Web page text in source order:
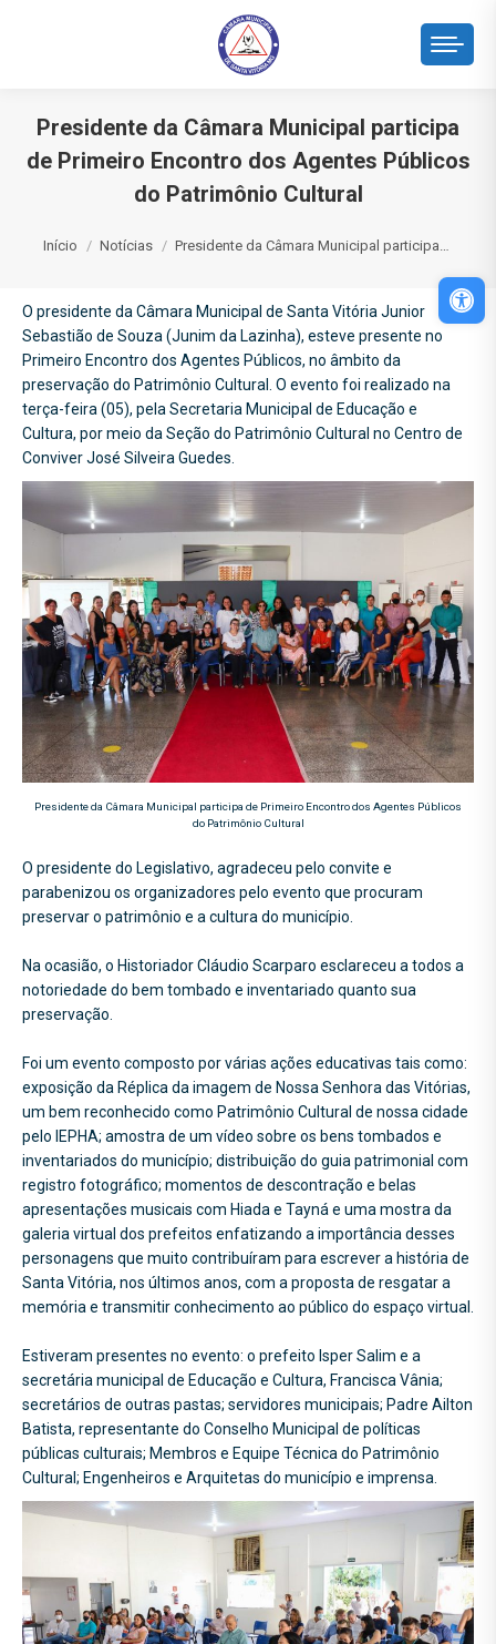
Presidente da Câmara Municipal participa
de Primeiro Encontro dos Agentes Públicos
do Patrimônio Cultural
Início Notícias Presidente da Câmara Municipal participa…
O presidente da Câmara Municipal de Santa Vitória Junior
Sebastião de Souza (Junim da Lazinha), esteve presente no
Primeiro Encontro dos Agentes Públicos, no âmbito da
preservação do Patrimônio Cultural. O evento foi realizado na
terça-feira (05), pela Secretaria Municipal de Educação e
Cultura, por meio da Seção do Patrimônio Cultural no Centro de
Conviver José Silveira Guedes.
Presidente da Câmara Municipal participa de Primeiro Encontro dos Agentes Públicos
do Patrimônio Cultural
O presidente do Legislativo, agradeceu pelo convite e
parabenizou os organizadores pelo evento que procuram
preservar o patrimônio e a cultura do município.
Na ocasião, o Historiador Cláudio Scarparo esclareceu a todos a
notoriedade do bem tombado e inventariado quanto sua
preservação.
Foi um evento composto por várias ações educativas tais como:
exposição da Réplica da imagem de Nossa Senhora das Vitórias,
um bem reconhecido como Patrimônio Cultural de nossa cidade
pelo IEPHA; amostra de um vídeo sobre os bens tombados e
inventariados do município; distribuição do guia patrimonial com
registro fotográfico; momentos de descontração e belas
apresentações musicais com Hiada e Tayná e uma mostra da
galeria virtual dos prefeitos enfatizando a importância desses
personagens que muito contribuíram para escrever a história de
Santa Vitória, nos últimos anos, com a proposta de resgatar a
memória e transmitir conhecimento ao público do espaço virtual.
Estiveram presentes no evento: o prefeito Isper Salim e a
secretária municipal de Educação e Cultura, Francisca Vânia;
secretários de outras pastas; servidores municipais; Padre Ailton
Batista, representante do Conselho Municipal de políticas
públicas culturais; Membros e Equipe Técnica do Patrimônio
Cultural; Engenheiros e Arquitetas do município e imprensa.